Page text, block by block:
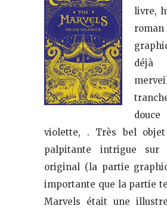
livre,
violette, . Très bel
palpitante intrigue sur
original (la partie
importante que la partie
Marvels était une